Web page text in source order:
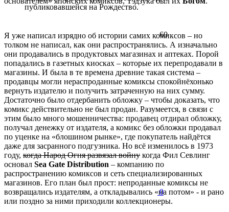
Я уже написал изрядно об истории самих комиксов – но
толком не написал, как они распространялись. А изначально
они продавались в продуктовых магазинах и аптеках. Порой
попадались в газетных киосках – которые их перепродавали в
магазины. И была в те времена древние такая система –
продавцы могли нераспроданные комиксы спокойнёхонько
вернуть издателю и получить затраченную на них сумму.
Достаточно было отдербанить обложку – чтобы доказать, что
комикс действительно не был продан. Разумеется, в связи с
этим было много мошенничества: продавец отдирал обложку,
получал денежку от издателя, а комикс без обложки продавал
по уценке на «блошином рынке», где покупатель найдётся
даже для засранного подгузника. Но всё изменилось в 1973
году, когда Народ Огня развязал войну когда Фил Севлинг
основал Sea Gate Distribution – компанию по
распространению комиксов и сеть специализированных
магазинов. Его план был прост: непроданные комиксы не
возвращались издателям, а откладывались «на потом» - и рано
или поздно за ними приходили коллекционеры.
публиковавшейся на Рождество.
60
0